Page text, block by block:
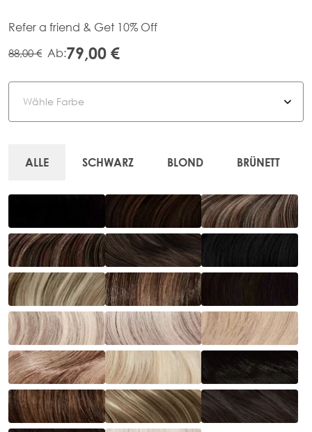
Refer a friend & Get 10% Off
88,00 € Ab:79,00 €
ALLE SCHWARZ BLOND BRÜNETT